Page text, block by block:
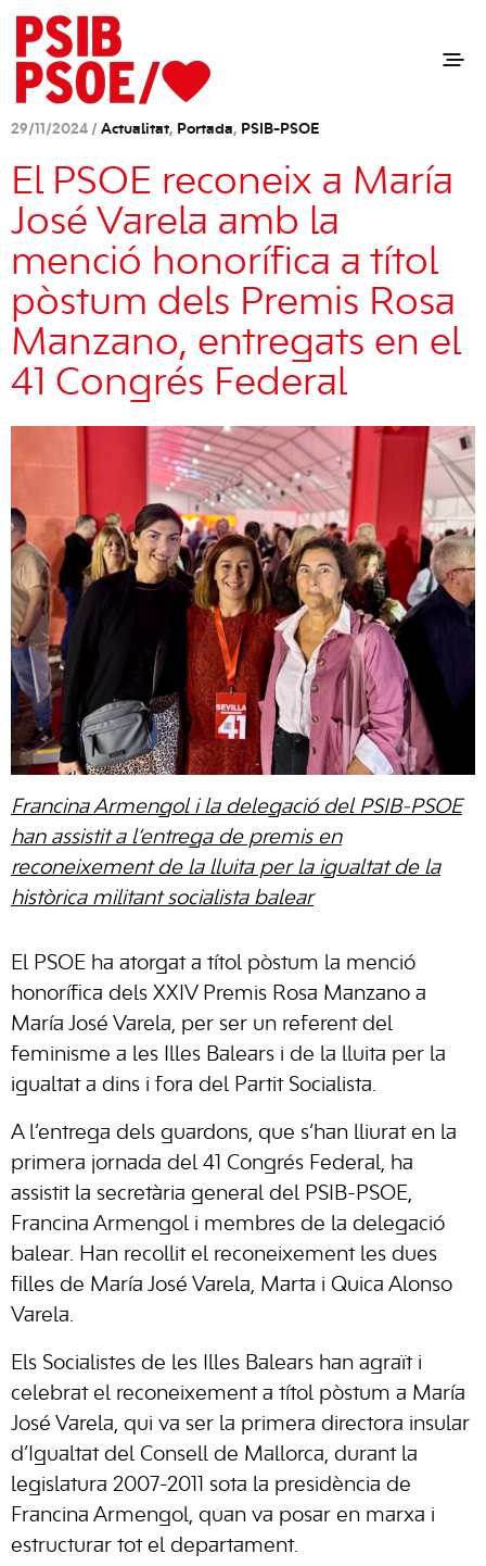
29/11/2024 / Actualitat, Portada, PSIB-PSOE
El PSOE reconeix a María
José Varela amb la
menció honorífica a títol
pòstum dels Premis Rosa
Manzano, entregats en el
41 Congrés Federal
Francina Armengol i la delegació del PSIB-PSOE
han assistit a l’entrega de premis en
reconeixement de la lluita per la igualtat de la
històrica militant socialista balear
El PSOE ha atorgat a títol pòstum la menció
honorífica dels XXIV Premis Rosa Manzano a
María José Varela, per ser un referent del
feminisme a les Illes Balears i de la lluita per la
igualtat a dins i fora del Partit Socialista.
A l’entrega dels guardons, que s’han lliurat en la
primera jornada del 41 Congrés Federal, ha
assistit la secretària general del PSIB-PSOE,
Francina Armengol i membres de la delegació
balear. Han recollit el reconeixement les dues
filles de María José Varela, Marta i Quica Alonso
Varela.
Els Socialistes de les Illes Balears han agraït i
celebrat el reconeixement a títol pòstum a María
José Varela, qui va ser la primera directora insular
d’Igualtat del Consell de Mallorca, durant la
legislatura 2007-2011 sota la presidència de
Francina Armengol, quan va posar en marxa i
estructurar tot el departament.